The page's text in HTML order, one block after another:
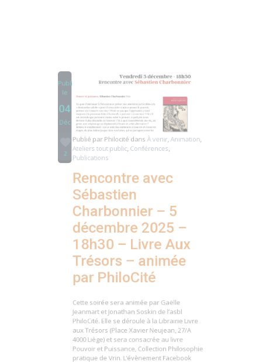
Publié parPhilocitédansÀ venir,Animation
Ateliers tout public,Conférences,
Publications
Rencontre avec
Sébastien
Charbonnier – 5
décembre 2025 –
18h30 – Livre Aux
Trésors – animée
par PhiloCité
Cette soirée sera animée par Gaëlle
Jeanmart et Jonathan Soskin de l’asbl
PhiloCité. Elle se déroule à la Librairie Livre
aux Trésors (Place Xavier Neujean, 27/A
4000 Liège) et sera consacrée au livre